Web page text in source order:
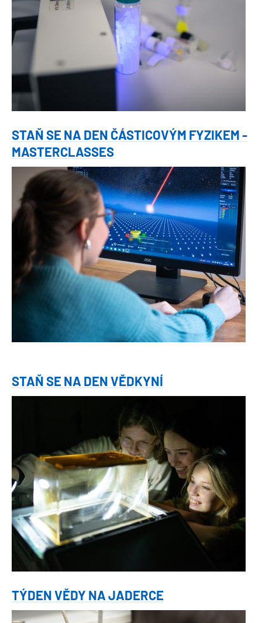
STAŇ SE NA DEN ČÁSTICOVÝM FYZIKEM -
MASTERCLASSES
Obrázek
STAŇ SE NA DEN VĚDKYNÍ
TÝDEN VĚDY NA JADERCE
Obrázek